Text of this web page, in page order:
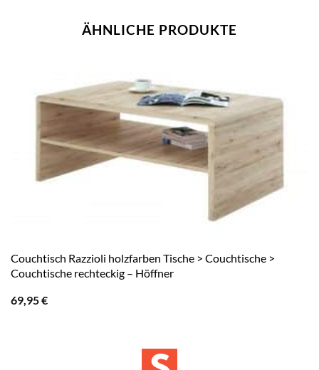
ÄHNLICHE PRODUKTE
Couchtisch Razzioli holzfarben Tische > Couchtische >
Couchtische rechteckig – Höffner
69,95€